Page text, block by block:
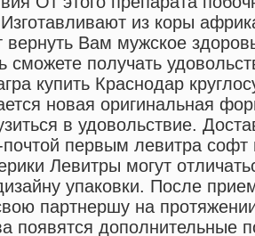
из коры
Вам мужское
сможете получать
купить Краснодар
новая оригинальная
в удовольствие.
первым левитра
Левитры могут
упаковки. После
партнершу на
появятся дополнительные